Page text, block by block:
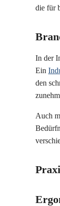
die für
In der
Ein
den
Auch